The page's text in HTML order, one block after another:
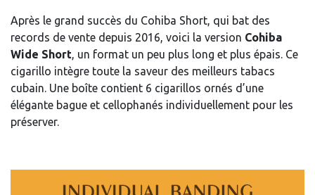
Après le grand succès du Cohiba Short, qui bat des
records de vente depuis 2016, voici la version Cohiba
Wide Short, un format un peu plus long et plus épais. Ce
cigarillo intègre toute la saveur des meilleurs tabacs
cubain. Une boîte contient 6 cigarillos ornés d’une
élégante bague et cellophanés individuellement pour les
préserver.